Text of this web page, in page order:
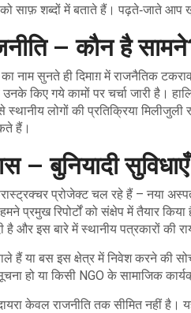
साफ़ शब्दों में बताते हैं। पढ़ते‑जाते आप
– कौन है
नाम सुनते ही दिमाग़ में राजनैतिक
किए गये कामों पर चर्चा जारी है।
स्थानीय लोगों की प्रतिक्रिया
हैं।
– बुनियादी
प्रोजेक्ट चल रहे हैं – नया
प्रमुख रिपोर्टों को संक्षेप में तैयार
है और इस बारे में स्थानीय पत्रकारों की
हैं या बस इस क्षेत्र में निवेश करने की
हो या किसी NGO के सामाजिक
केवल राजनीति तक सीमित नहीं है।